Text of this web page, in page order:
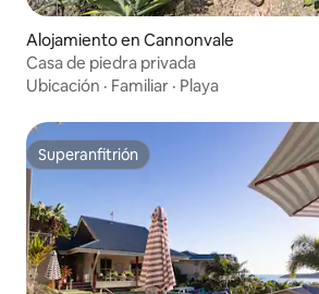
Alojamiento en Cannonvale
Casa de piedra privada
Ubicación · Familiar · Playa
Superanfitrión
Superanfitrión